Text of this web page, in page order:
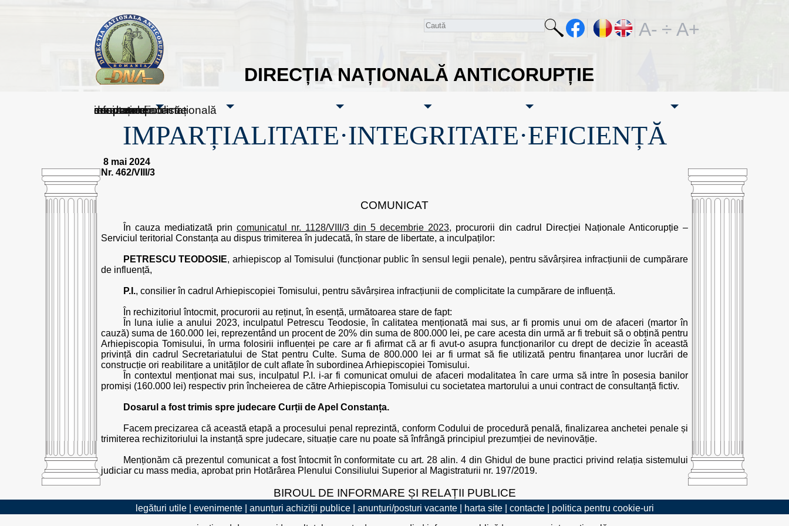
DIRECȚIA NAȚIONALĂ ANTICORUPȚIE
A- ÷ A+
sesizați-ne
despre noi
rezultatele noastre
mass media
informare publică
cooperare internațională
IMPARȚIALITATE·INTEGRITATE·EFICIENȚĂ
8 mai 2024
Nr. 462/VIII/3
COMUNICAT
În cauza mediatizată prin comunicatul nr. 1128/VIII/3 din 5 decembrie 2023, procurorii din cadrul Direcției Naționale Anticorupție –
Serviciul teritorial Constanța au dispus trimiterea în judecată, în stare de libertate, a inculpaților:
PETRESCU TEODOSIE, arhiepiscop al Tomisului (funcționar public în sensul legii penale), pentru săvârșirea infracțiunii de cumpărare
de influență,
P.I., consilier în cadrul Arhiepiscopiei Tomisului, pentru săvârșirea infracțiunii de complicitate la cumpărare de influență.
În rechizitoriul întocmit, procurorii au reținut, în esență, următoarea stare de fapt:
În luna iulie a anului 2023, inculpatul Petrescu Teodosie, în calitatea menționată mai sus, ar fi promis unui om de afaceri (martor în
cauză) suma de 160.000 lei, reprezentând un procent de 20% din suma de 800.000 lei, pe care acesta din urmă ar fi trebuit să o obțină pentru
Arhiepiscopia Tomisului, în urma folosirii influenței pe care ar fi afirmat că ar fi avut-o asupra funcționarilor cu drept de decizie în această
privință din cadrul Secretariatului de Stat pentru Culte. Suma de 800.000 lei ar fi urmat să fie utilizată pentru finanțarea unor lucrări de
construcție ori reabilitare a unităților de cult aflate în subordinea Arhiepiscopiei Tomisului.
În contextul menționat mai sus, inculpatul P.I. i-ar fi comunicat omului de afaceri modalitatea în care urma să intre în posesia banilor
promiși (160.000 lei) respectiv prin încheierea de către Arhiepiscopia Tomisului cu societatea martorului a unui contract de consultanță fictiv.
Dosarul a fost trimis spre judecare Curții de Apel Constanța.
Facem precizarea că această etapă a procesului penal reprezintă, conform Codului de procedură penală, finalizarea anchetei penale și
trimiterea rechizitoriului la instanță spre judecare, situație care nu poate să înfrângă principiul prezumției de nevinovăție.
Menționăm că prezentul comunicat a fost întocmit în conformitate cu art. 28 alin. 4 din Ghidul de bune practici privind relația sistemului
judiciar cu mass media, aprobat prin Hotărârea Plenului Consiliului Superior al Magistraturii nr. 197/2019.
BIROUL DE INFORMARE ȘI RELAȚII PUBLICE
legături utile| evenimente| anunțuri achiziții publice| anunțuri/posturi vacante| harta site| contacte| politica pentru cookie-uri